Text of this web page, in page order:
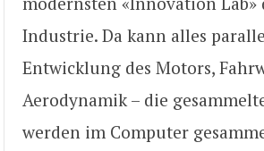
Industrie. Da kann alles
Entwicklung des Motors,
Aerodynamik – die
werden im Computer